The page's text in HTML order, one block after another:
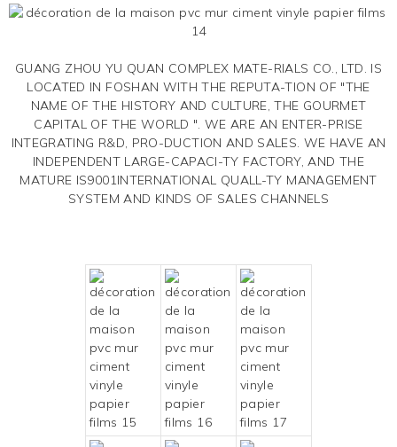
GUANG ZHOU YU QUAN COMPLEX MATE-RIALS CO., LTD. IS
LOCATED IN FOSHAN WITH THE REPUTA-TION OF "THE
NAME OF THE HISTORY AND CULTURE, THE GOURMET
CAPITAL OF THE WORLD ". WE ARE AN ENTER-PRISE
INTEGRATING R&D, PRO-DUCTION AND SALES. WE HAVE AN
INDEPENDENT LARGE-CAPACI-TY FACTORY, AND THE
MATURE IS9001INTERNATIONAL QUALL-TY MANAGEMENT
SYSTEM AND KINDS OF SALES CHANNELS